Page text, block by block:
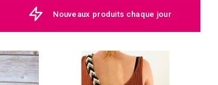
Nouveaux produits chaque jour